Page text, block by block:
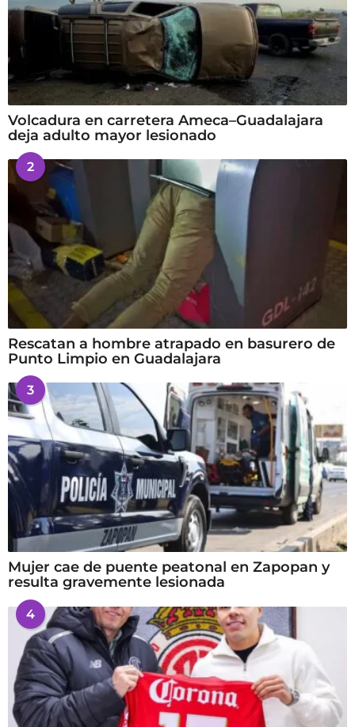
Volcadura en carretera Ameca–Guadalajara
deja adulto mayor lesionado
2
Rescatan a hombre atrapado en basurero de
Punto Limpio en Guadalajara
3
Mujer cae de puente peatonal en Zapopan y
resulta gravemente lesionada
4